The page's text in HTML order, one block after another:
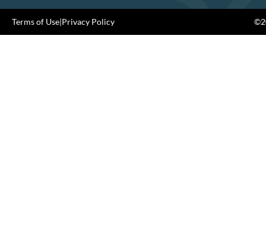
Terms of Use|Privacy Policy